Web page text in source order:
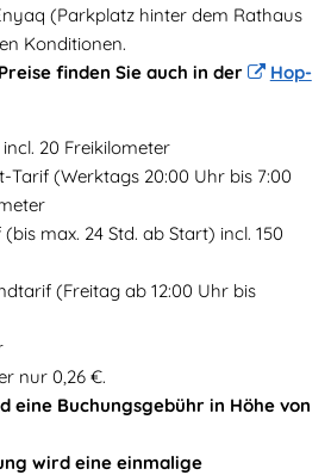
(Parkplatz hinter dem Rathaus
Konditionen.
finden Sie auch in der
Hop-
20 Freikilometer
Tarif (Werktags 20:00 Uhr bis 7:00
max. 24 Std. ab Start) incl. 150
(Freitag ab 12:00 Uhr bis
nur 0,26 €.
eine Buchungsgebühr in Höhe von
wird eine einmalige